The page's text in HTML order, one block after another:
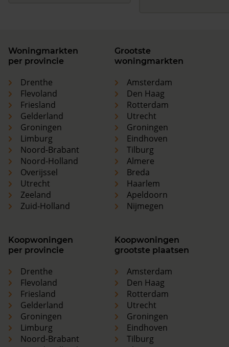
Woningmarkten
per provincie
Drenthe
Flevoland
Friesland
Gelderland
Groningen
Limburg
Noord-Brabant
Noord-Holland
Overijssel
Utrecht
Zeeland
Zuid-Holland
Grootste
woningmarkten
Amsterdam
Den Haag
Rotterdam
Utrecht
Groningen
Eindhoven
Tilburg
Almere
Breda
Haarlem
Apeldoorn
Nijmegen
Koopwoningen
per provincie
Drenthe
Flevoland
Friesland
Gelderland
Groningen
Limburg
Noord-Brabant
Koopwoningen
grootste plaatsen
Amsterdam
Den Haag
Rotterdam
Utrecht
Groningen
Eindhoven
Tilburg